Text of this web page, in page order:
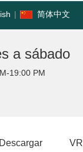
| 简体中文
a sábado
19:00 PM
Descargar VR